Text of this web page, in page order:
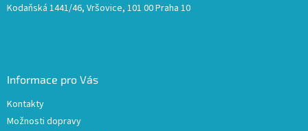
Kodaňská 1441/46, Vršovice, 101 00 Praha 10
Informace pro Vás
Kontakty
Možnosti dopravy